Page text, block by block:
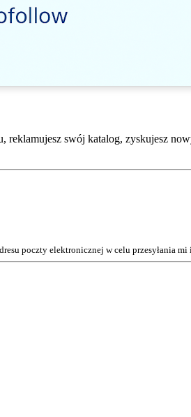
swój katalog, zyskujesz
poczty elektronicznej w celu